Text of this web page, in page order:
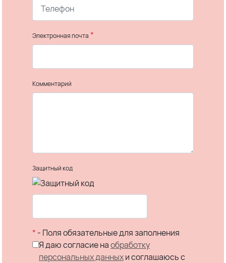
Электронная почта *
Комментарий
Защитный код
* - Поля обязательные для заполнения
Я даю согласие наобработку
персональных данныхи соглашаюсь c